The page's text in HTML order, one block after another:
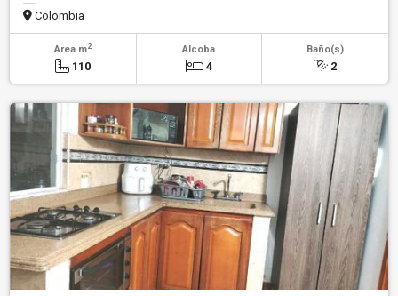
Colombia
Área m2
110
Alcoba
4
Baño(s)
2